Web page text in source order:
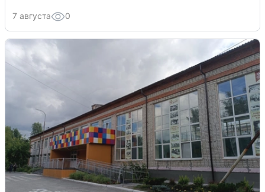
7 августа 0